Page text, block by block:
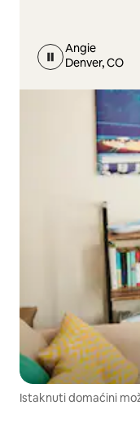
Angie
Denver, CO
Istaknuti domaćini